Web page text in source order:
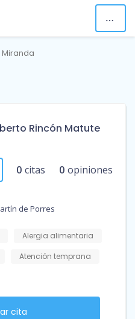
Rincón Matute
0 citas 0 opiniones
de Porres
Alergia alimentaria
Atención temprana
cita